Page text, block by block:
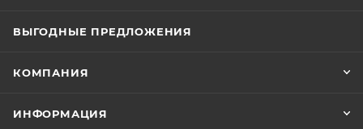
ВЫГОДНЫЕ ПРЕДЛОЖЕНИЯ
КОМПАНИЯ
ИНФОРМАЦИЯ